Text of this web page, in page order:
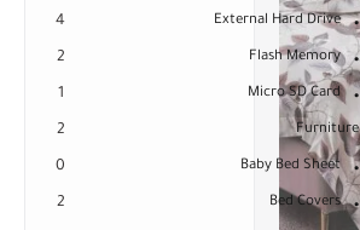
External Hard Drive
4
Flash Memory
2
Micro SD Card
1
Furniture
2
Baby Bed Sheet
0
Bed Covers
2